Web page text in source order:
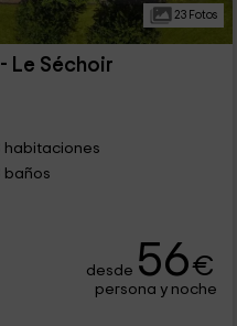
23 Fotos
Le Séchoir
habitaciones
baños
desde 56€
persona y noche